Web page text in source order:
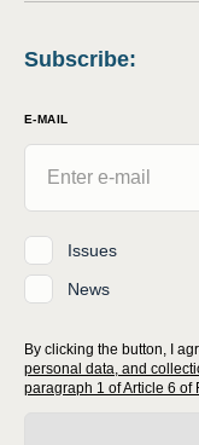
Subscribe:
E-MAIL
Issues
News
By clicking the button, I
personal data, and
paragraph 1 of Article 6 of